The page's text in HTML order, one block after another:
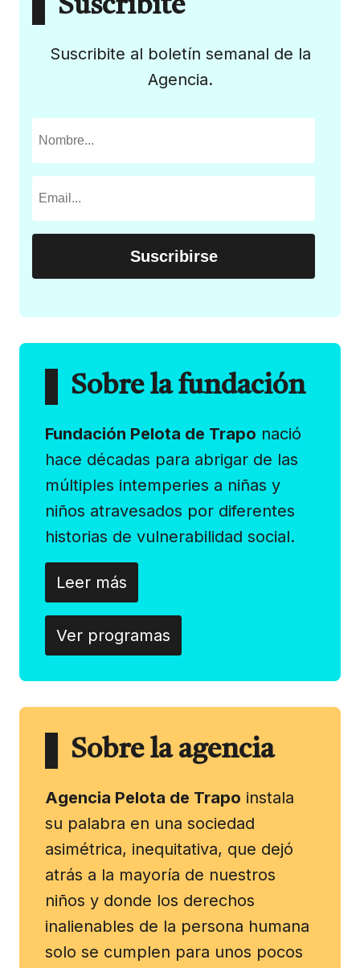
Suscribite
Suscribite al boletín semanal de la
Agencia.
Sobre la fundación
Fundación Pelota de Trapo nació
hace décadas para abrigar de las
múltiples intemperies a niñas y
niños atravesados por diferentes
historias de vulnerabilidad social.
Leer más
Ver programas
Sobre la agencia
Agencia Pelota de Trapo instala
su palabra en una sociedad
asimétrica, inequitativa, que dejó
atrás a la mayoría de nuestros
niños y donde los derechos
inalienables de la persona humana
solo se cumplen para unos pocos